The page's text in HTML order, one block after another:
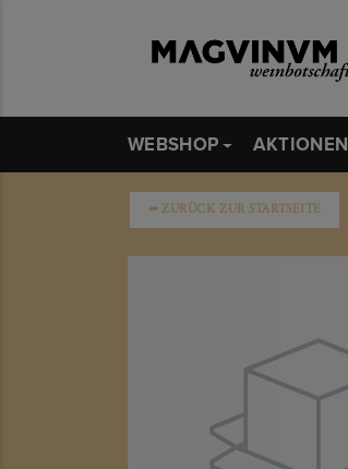
WEBSHOP AKTIONEN
➥ZURÜCK ZUR STARTSEITE